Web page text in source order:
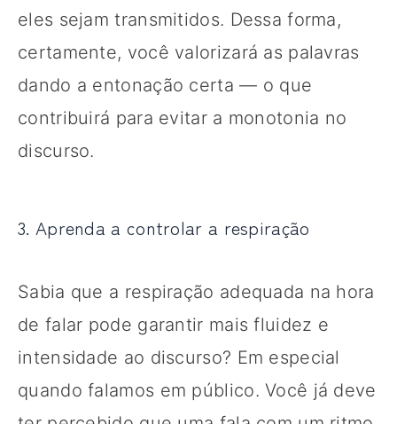
eles sejam transmitidos. Dessa forma,
certamente, você valorizará as palavras
dando a entonação certa — o que
contribuirá para evitar a monotonia no
discurso.
3. Aprenda a controlar a respiração
Sabia que a respiração adequada na hora
de falar pode garantir mais fluidez e
intensidade ao discurso? Em especial
quando falamos em público. Você já deve